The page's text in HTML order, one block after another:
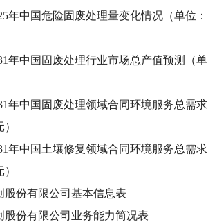
年中国危险固废处理量变化情况（单位：
年中国固废处理行业市场总产值预测（单
年中国固废处理领域合同环境服务总需求
年中国土壤修复领域合同环境服务总需求
股份有限公司基本信息表
股份有限公司业务能力简况表